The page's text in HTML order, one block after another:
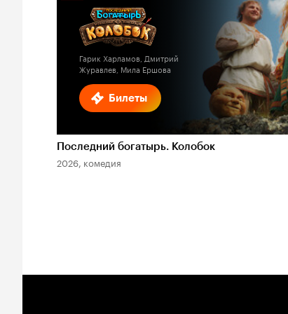
Билеты
Кинопоиска
Гарик Харламов, Дмитрий
Журавлев, Мила Ершова
Последний богатырь. Колобок
2026, комедия